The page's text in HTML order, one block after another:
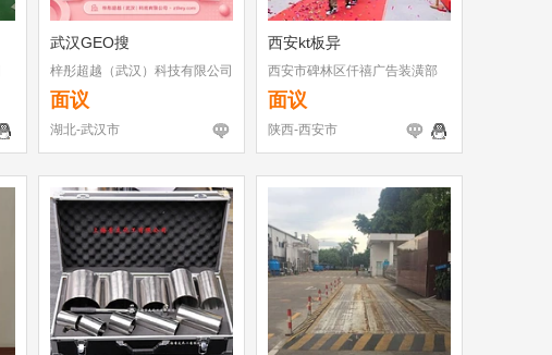
武汉GEO搜
梓彤超越（武汉）科技有限公司
面议
湖北-武汉市
西安kt板异
西安市碑林区仟禧广告装潢部
面议
陕西-西安市